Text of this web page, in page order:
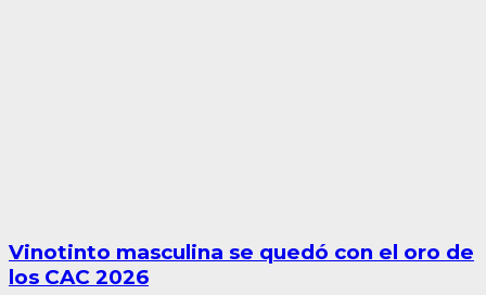
Vinotinto masculina se quedó con el oro de
los CAC 2026